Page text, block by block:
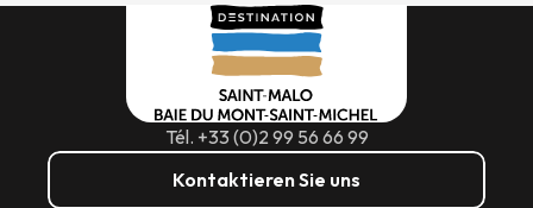
Tél. +33 (0)2 99 56 66 99
Kontaktieren Sie uns